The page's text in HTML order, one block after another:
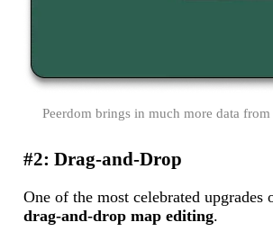
Peerdom brings in much more data
#2: Drag-and-Drop
One of the most celebrated upgrades
drag-and-drop map editing.